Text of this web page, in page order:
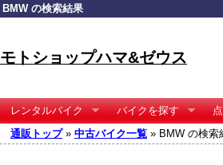
BMW の検索結果
モトショップハマ&ゼウス
レンタルバイク バイクを探す
通販トップ» 中古バイク一覧 » BMW の検索